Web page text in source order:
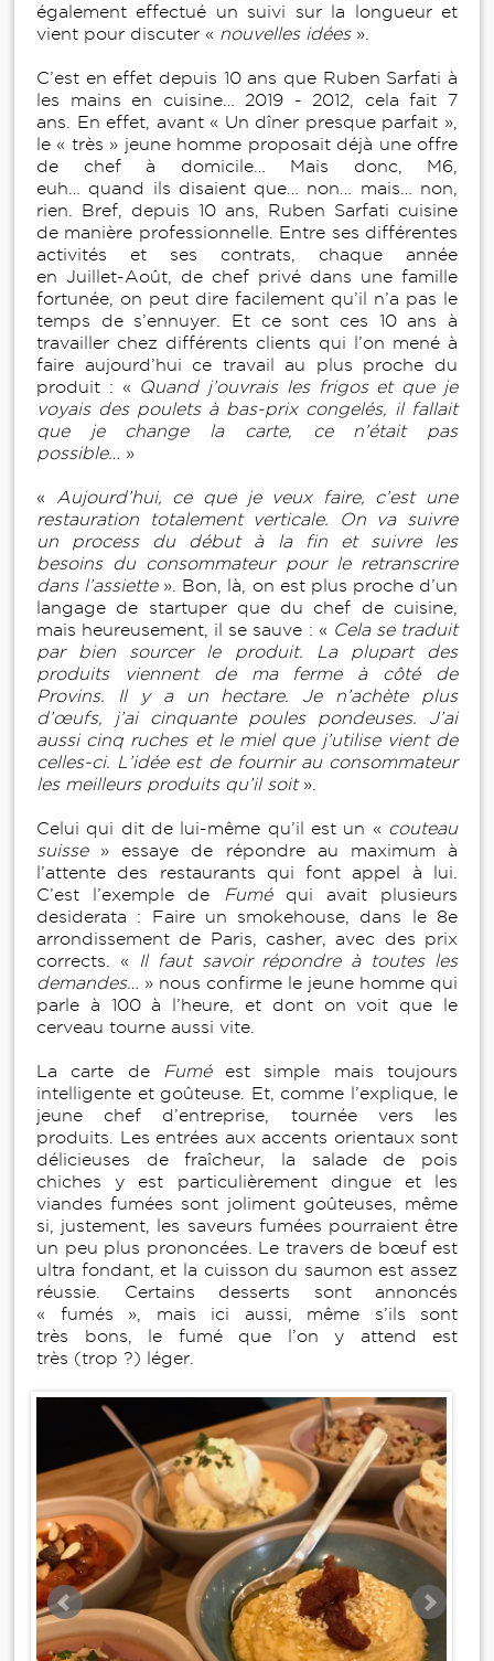
également effectué un suivi sur la longueur et
vient pour discuter « nouvelles idées».
C’est en effet depuis 10 ans que Ruben Sarfati à
les mains en cuisine… 2019 - 2012, cela fait 7
ans. En effet, avant « Un dîner presque parfait »,
le « très » jeune homme proposait déjà une offre
de chef à domicile… Mais donc, M6,
euh… quand ils disaient que… non… mais… non,
rien. Bref, depuis 10 ans, Ruben Sarfati cuisine
de manière professionnelle. Entre ses différentes
activités et ses contrats, chaque année
en Juillet-Août, de chef privé dans une famille
fortunée, on peut dire facilement qu’il n’a pas le
temps de s’ennuyer. Et ce sont ces 10 ans à
travailler chez différents clients qui l’on mené à
faire aujourd’hui ce travail au plus proche du
produit : « Quand j’ouvrais les frigos et que je
voyais des poulets à bas-prix congelés, il fallait
que je change la carte, ce n’était pas
possible… »
« Aujourd’hui, ce que je veux faire, c’est une
restauration totalement verticale. On va suivre
un process du début à la fin et suivre les
besoins du consommateur pour le retranscrire
dans l’assiette». Bon, là, on est plus proche d’un
langage de startuper que du chef de cuisine,
mais heureusement, il se sauve : « Cela se traduit
par bien sourcer le produit. La plupart des
produits viennent de ma ferme à côté de
Provins. Il y a un hectare. Je n’achète plus
d’œufs, j’ai cinquante poules pondeuses. J’ai
aussi cinq ruches et le miel que j’utilise vient de
celles-ci. L’idée est de fournir au consommateur
les meilleurs produits qu’il soit».
Celui qui dit de lui-même qu’il est un « couteau
suisse» essaye de répondre au maximum à
l’attente des restaurants qui font appel à lui.
C’est l’exemple de
Fuméqui avait plusieurs
desiderata : Faire un smokehouse, dans le 8e
arrondissement de Paris, casher, avec des prix
corrects. « Il faut savoir répondre à toutes les
demandes… » nous confirme le jeune homme qui
parle à 100 à l’heure, et dont on voit que le
cerveau tourne aussi vite.
La carte deFuméest simple mais toujours
intelligente et goûteuse. Et, comme l’explique, le
jeune chef d’entreprise, tournée vers les
produits. Les entrées aux accents orientaux sont
délicieuses de fraîcheur, la salade de pois
chiches y est particulièrement dingue et les
viandes fumées sont joliment goûteuses, même
si, justement, les saveurs fumées pourraient être
un peu plus prononcées. Le travers de bœuf est
ultra fondant, et la cuisson du saumon est assez
réussie. Certains desserts sont annoncés
« fumés », mais ici aussi, même s’ils sont
très bons, le fumé que l’on y attend est
très (trop ?) léger.